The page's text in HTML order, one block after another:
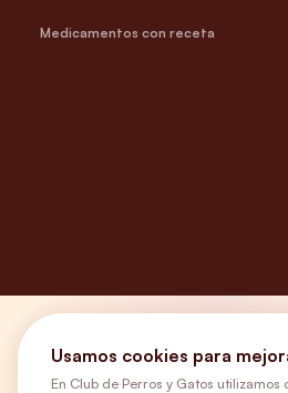
Medicamentos con receta
Usamos cookies para
En Club de Perros y Gatos utilizamos